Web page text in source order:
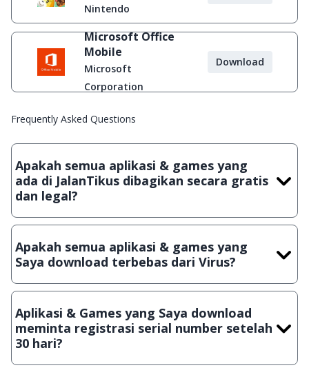
Nintendo
Microsoft Office
Mobile
Microsoft
Corporation
Download
Frequently Asked Questions
Apakah semua aplikasi & games yang
ada di JalanTikus dibagikan secara gratis
dan legal?
Ya, JalanTikus hanya membagikan aplikasi & games yang
crack, patch atau semacamnya.
Apakah semua aplikasi & games yang
Saya download terbebas dari Virus?
Ya, JalanTikus selalu melakukan scanning dengan 3 jenis
suatu aplikasi atau games, sehingga bisa dijamin 100%
terbebas dari virus.
Aplikasi & Games yang Saya download
meminta registrasi serial number setelah
30 hari?